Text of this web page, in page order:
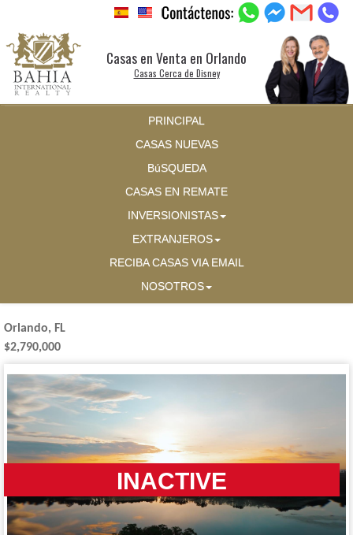
Casas en Venta en Orlando
Casas Cerca de Disney
PRINCIPAL
CASAS NUEVAS
BúSQUEDA
CASAS EN REMATE
INVERSIONISTAS
EXTRANJEROS
RECIBA CASAS VIA EMAIL
NOSOTROS
Orlando, FL
$2,790,000
INACTIVE